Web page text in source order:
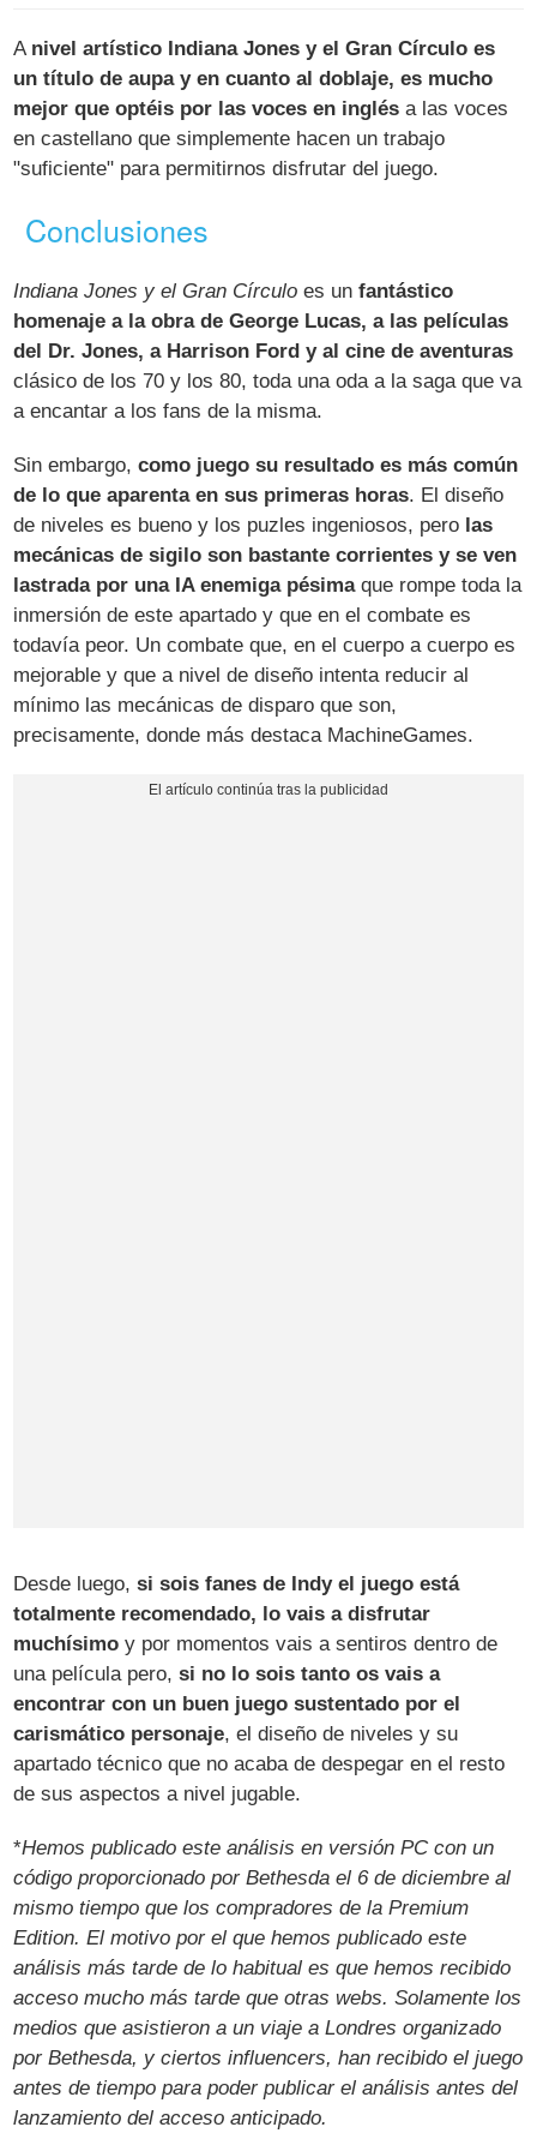
A nivel artístico Indiana Jones y el Gran Círculo es
un título de aupa y en cuanto al doblaje, es mucho
mejor que optéis por las voces en inglés a las voces
en castellano que simplemente hacen un trabajo
"suficiente" para permitirnos disfrutar del juego.
Conclusiones
Indiana Jones y el Gran Círculo es un fantástico
homenaje a la obra de George Lucas, a las películas
del Dr. Jones, a Harrison Ford y al cine de aventuras
clásico de los 70 y los 80, toda una oda a la saga que va
a encantar a los fans de la misma.
Sin embargo,como juego su resultado es más común
de lo que aparenta en sus primeras horas. El diseño
de niveles es bueno y los puzles ingeniosos, pero las
mecánicas de sigilo son bastante corrientes y se ven
lastrada por una IA enemiga pésimaque rompe toda la
inmersión de este apartado y que en el combate es
todavía peor. Un combate que, en el cuerpo a cuerpo es
mejorable y que a nivel de diseño intenta reducir al
mínimo las mecánicas de disparo que son,
precisamente, donde más destaca MachineGames.
Desde luego,si sois fanes de Indy el juego está
totalmente recomendado, lo vais a disfrutar
muchísimo y por momentos vais a sentiros dentro de
una película pero, si no lo sois tanto os vais a
encontrar con un buen juego sustentado por el
carismático personaje, el diseño de niveles y su
apartado técnico que no acaba de despegar en el resto
de sus aspectos a nivel jugable.
*Hemos publicado este análisis en versión PC con un
código proporcionado por Bethesda el 6 de diciembre al
mismo tiempo que los compradores de la Premium
Edition. El motivo por el que hemos publicado este
análisis más tarde de lo habitual es que hemos recibido
acceso mucho más tarde que otras webs. Solamente los
medios que asistieron a un viaje a Londres organizado
por Bethesda, y ciertos influencers, han recibido el juego
antes de tiempo para poder publicar el análisis antes del
lanzamiento del acceso anticipado.